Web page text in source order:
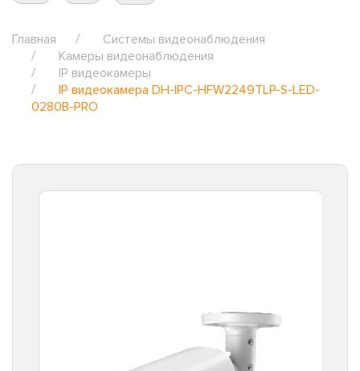
Главная
Системы видеонаблюдения
Камеры видеонаблюдения
IP видеокамеры
IP видеокамера DH-IPC-HFW2249TLP-S-LED-
0280B-PRO